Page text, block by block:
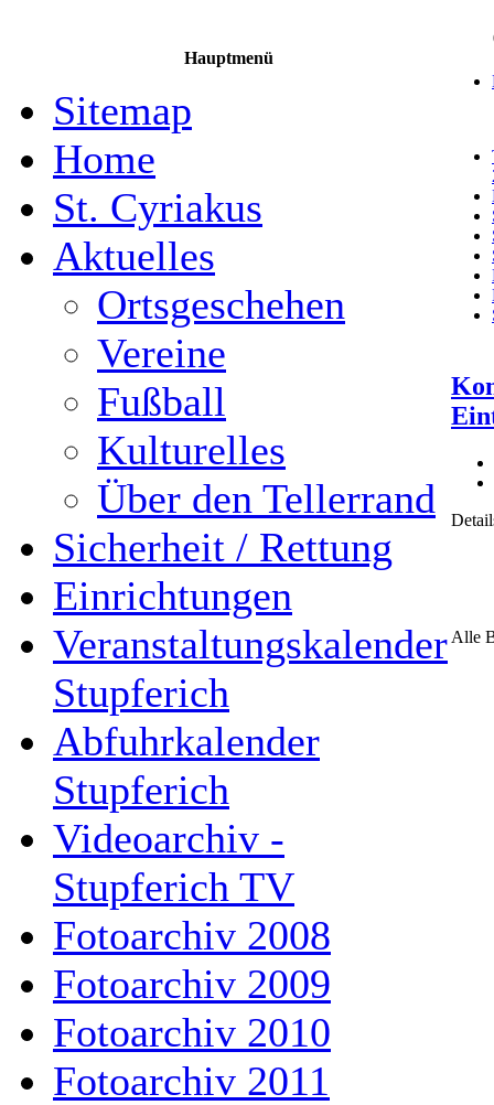
Hauptmenü
Sitemap
Home
St. Cyriakus
Aktuelles
Ortsgeschehen
Vereine
Fußball
Kulturelles
Über den Tellerrand
Sicherheit / Rettung
Einrichtungen
Veranstaltungskalender
Stupferich
Abfuhrkalender
Stupferich
Videoarchiv -
Stupferich TV
Fotoarchiv 2008
Fotoarchiv 2009
Fotoarchiv 2010
Fotoarchiv 2011
Alle